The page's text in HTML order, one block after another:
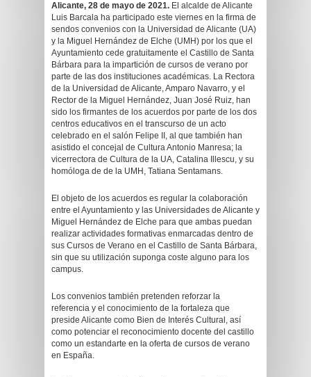
Alicante, 28 de mayo de 2021. El alcalde de Alicante
Luis Barcala ha participado este viernes en la firma de
sendos convenios con la Universidad de Alicante (UA)
y la Miguel Hernández de Elche (UMH) por los que el
Ayuntamiento cede gratuitamente el Castillo de Santa
Bárbara para la impartición de cursos de verano por
parte de las dos instituciones académicas. La Rectora
de la Universidad de Alicante, Amparo Navarro, y el
Rector de la Miguel Hernández, Juan José Ruiz, han
sido los firmantes de los acuerdos por parte de los dos
centros educativos en el transcurso de un acto
celebrado en el salón Felipe II, al que también han
asistido el concejal de Cultura Antonio Manresa; la
vicerrectora de Cultura de la UA, Catalina Illescu, y su
homóloga de de la UMH, Tatiana Sentamans.
El objeto de los acuerdos es regular la colaboración
entre el Ayuntamiento y las Universidades de Alicante y
Miguel Hernández de Elche para que ambas puedan
realizar actividades formativas enmarcadas dentro de
sus Cursos de Verano en el Castillo de Santa Bárbara,
sin que su utilización suponga coste alguno para los
campus.
Los convenios también pretenden reforzar la
referencia y el conocimiento de la fortaleza que
preside Alicante como Bien de Interés Cultural, así
como potenciar el reconocimiento docente del castillo
como un estandarte en la oferta de cursos de verano
en España.